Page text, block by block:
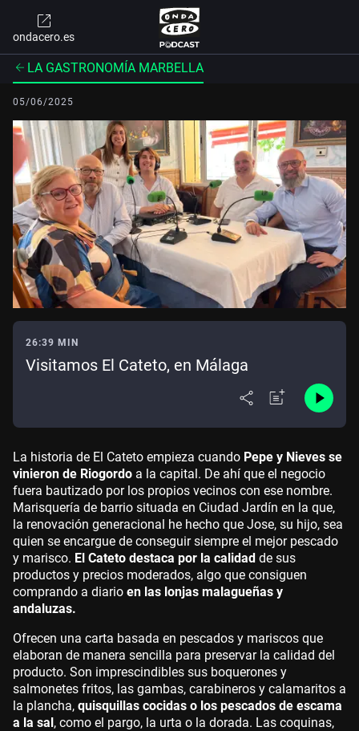
ondacero.es
LA GASTRONOMÍA MARBELLA
05/06/2025
26:39 MIN
Visitamos El Cateto, en Málaga
La historia de El Cateto empieza cuando Pepe y Nieves se
vinieron de Riogordo a la capital. De ahí que el negocio
fuera bautizado por los propios vecinos con ese nombre.
Marisquería de barrio situada en Ciudad Jardín en la que,
la renovación generacional he hecho que Jose, su hijo, sea
quien se encargue de conseguir siempre el mejor pescado
y marisco. El Cateto destaca por la calidad de sus
productos y precios moderados, algo que consiguen
comprando a diario en las lonjas malagueñas y
andaluzas.
Ofrecen una carta basada en pescados y mariscos que
elaboran de manera sencilla para preservar la calidad del
producto. Son imprescindibles sus boquerones y
salmonetes fritos, las gambas, carabineros y calamaritos a
la plancha, quisquillas cocidas o los pescados de escama
a la sal, como el pargo, la urta o la dorada. Las coquinas,